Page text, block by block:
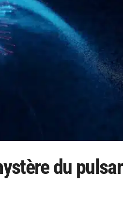
du pulsar